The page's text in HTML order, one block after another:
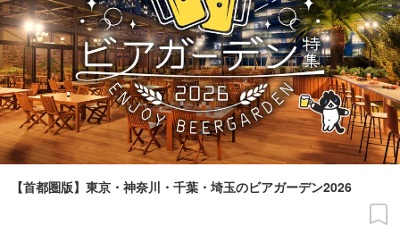
【首都圏版】東京・神奈川・千葉・埼玉のビアガーデン2026